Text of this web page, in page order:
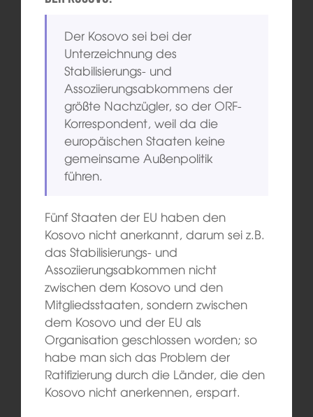
Der Kosovo sei bei der
Unterzeichnung des
Stabilisierungs- und
Assoziierungsabkommens der
größte Nachzügler, so der ORF-
Korrespondent, weil da die
europäischen Staaten keine
gemeinsame Außenpolitik
führen.
Fünf Staaten der EU haben den
Kosovo nicht anerkannt, darum sei z.B.
das Stabilisierungs- und
Assoziierungsabkommen nicht
zwischen dem Kosovo und den
Mitgliedsstaaten, sondern zwischen
dem Kosovo und der EU als
Organisation geschlossen worden; so
habe man sich das Problem der
Ratifizierung durch die Länder, die den
Kosovo nicht anerkennen, erspart.